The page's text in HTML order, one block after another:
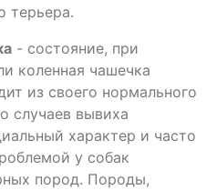
терьера.
- состояние, при
коленная чашечка
из своего нормального
случаев вывиха
характер и часто
у собак
пород. Породы,